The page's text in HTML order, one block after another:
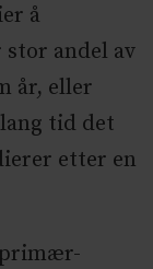
å
stor andel av
år, eller
tid det
etter en